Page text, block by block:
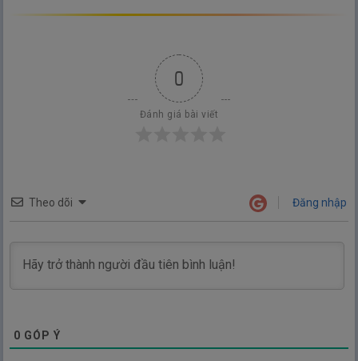
0
Đánh giá bài viết
Theo dõi Đăng nhập
0 GÓP Ý